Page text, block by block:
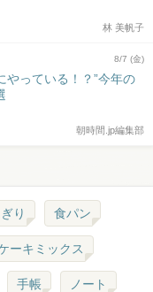
林 美帆子
8/7 (金)
やっている！？”今年の
朝時間.jp編集部
り 食パン
ーキミックス
手帳 ノート